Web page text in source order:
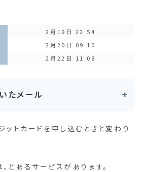
2月19日 22:54
2月20日 09:10
2月22日 11:08
たメール
ットカードを申し込むときと変わり
とあるサービスがあります。